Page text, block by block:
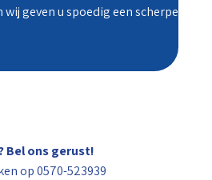
geven u spoedig een scherpe
Bel ons gerust!
op0570-523939